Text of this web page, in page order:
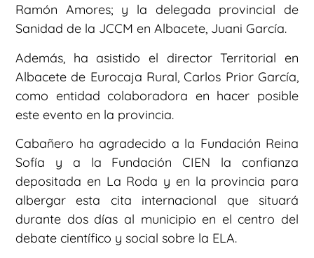
Ramón Amores; y la delegada provincial de
Sanidad de la JCCM en Albacete, Juani García.
Además, ha asistido el director Territorial en
Albacete de Eurocaja Rural, Carlos Prior García,
como entidad colaboradora en hacer posible
este evento en la provincia.
Cabañero ha agradecido a la Fundación Reina
Sofía y a la Fundación CIEN la confianza
depositada en La Roda y en la provincia para
albergar esta cita internacional que situará
durante dos días al municipio en el centro del
debate científico y social sobre la ELA.